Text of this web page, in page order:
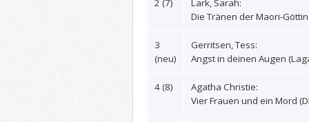
2 (7)
Lark, Sarah:
Die Tränen der Maori-
3
(neu)
Gerritsen, Tess:
Angst in deinen Augen
4 (8)
Agatha Christie:
Vier Frauen und ein Mord